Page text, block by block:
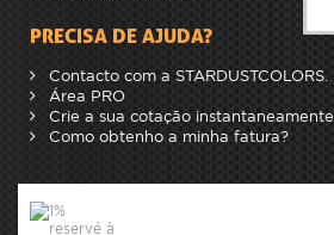
PRECISA DE AJUDA?
Contacto com a STARDUSTCOLORS.
Área PRO
Crie a sua cotação instantaneamente
Como obtenho a minha fatura?